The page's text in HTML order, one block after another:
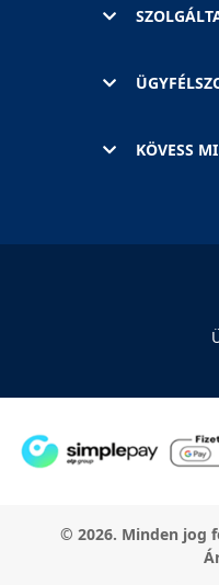
KÖVESS
© 2026. Minden jog